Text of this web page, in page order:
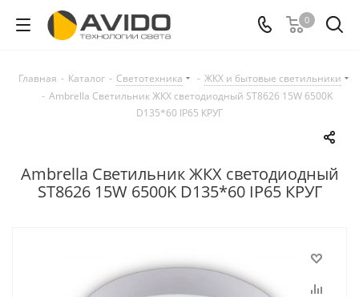
0
Главная - Каталог - Светотехника - ЖКХ и бытовые светильники
- Ambrella Светильник ЖКХ светодиодный ST8626 15W 6500K
D135*60 IP65 КРУГ
Ambrella Светильник ЖКХ светодиодный
ST8626 15W 6500K D135*60 IP65 КРУГ